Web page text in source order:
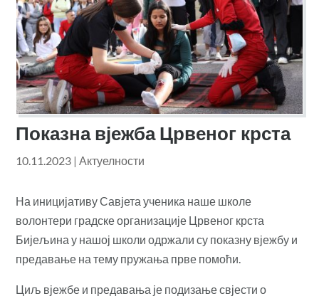
Показна вјежба Црвеног крста
10.11.2023 |Актуелности
На иницијативу Савјета ученика наше школе
волонтери градске организације Црвеног крста
Бијељина у нашој школи одржали су показну вјежбу и
предавање на тему пружања прве помоћи.
Циљ вјежбе и предавања је подизање свјести о